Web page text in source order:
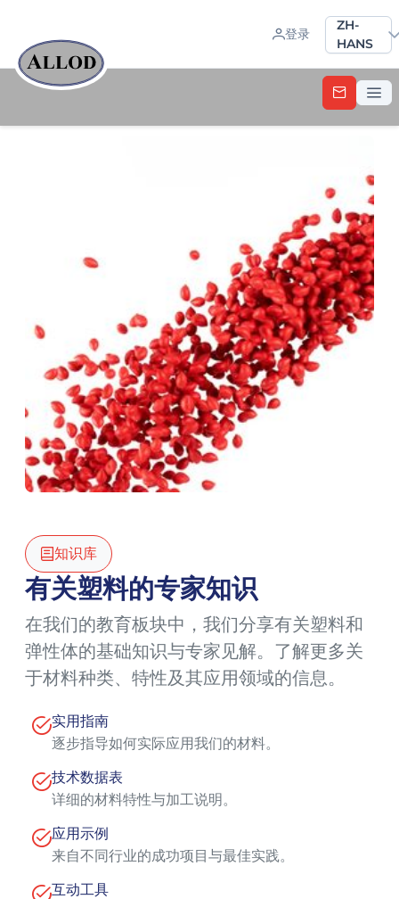
登录
Sprache
ZH-
HANS
知识库
有关塑料的专家知识
在我们的教育板块中，我们分享有关塑料和
弹性体的基础知识与专家见解。了解更多关
于材料种类、特性及其应用领域的信息。
实用指南
逐步指导如何实际应用我们的材料。
技术数据表
详细的材料特性与加工说明。
应用示例
来自不同行业的成功项目与最佳实践。
互动工具